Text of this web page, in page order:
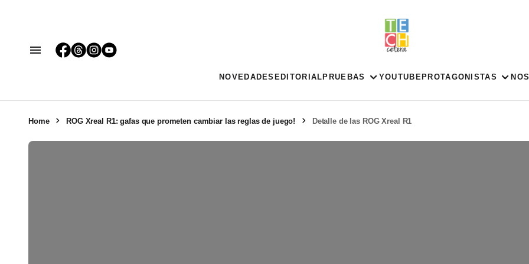
NOVEDADES EDITORIAL PRUEBAS YOUTUBE PROTAGONISTAS
Home ROG Xreal R1: gafas que prometen cambiar las reglas de juego! Detalle de las ROG Xreal R1